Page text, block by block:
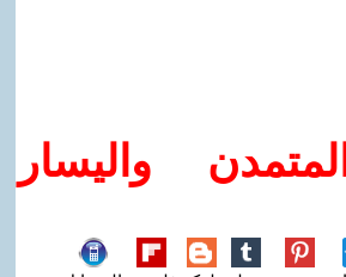
واليسار